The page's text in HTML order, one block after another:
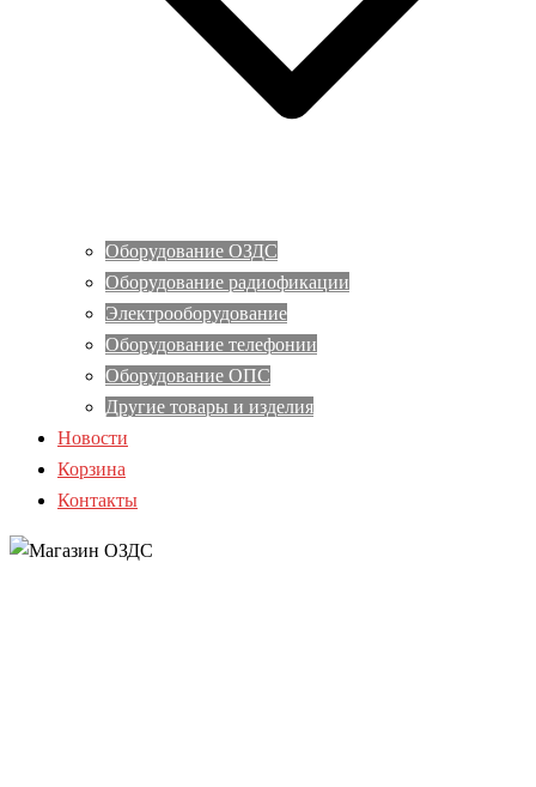
Оборудование ОЗДС
Оборудование радиофикации
Электрооборудование
Оборудование телефонии
Оборудование ОПС
Другие товары и изделия
Новости
Корзина
Контакты